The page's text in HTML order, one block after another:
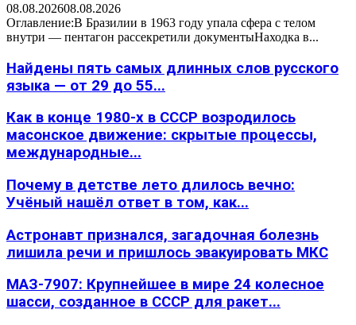
08.08.202608.08.2026
Оглавление:В Бразилии в 1963 году упала сфера с телом
внутри — пентагон рассекретили документыНаходка в...
Найдены пять самых длинных слов русского
языка — от 29 до 55...
Как в конце 1980-х в СССР возродилось
масонское движение: скрытые процессы,
международные...
Почему в детстве лето длилось вечно:
Учёный нашёл ответ в том, как...
Астронавт признался, загадочная болезнь
лишила речи и пришлось эвакуировать МКС
МАЗ-7907: Крупнейшее в мире 24 колесное
шасси, созданное в СССР для ракет...